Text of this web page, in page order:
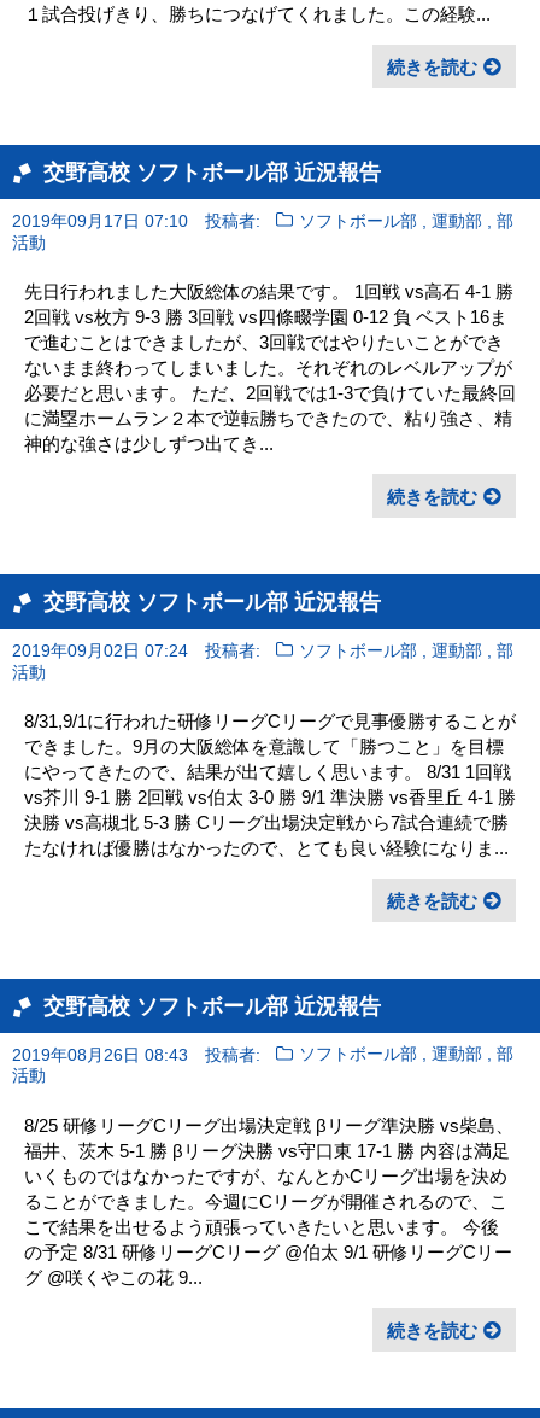
１試合投げきり、勝ちにつなげてくれました。この経験...
続きを読む
交野高校 ソフトボール部 近況報告
2019年09月17日 07:10 投稿者: ソフトボール部 ,運動部 ,部
活動
先日行われました大阪総体の結果です。 1回戦 vs高石 4-1 勝
2回戦 vs枚方 9-3 勝 3回戦 vs四條畷学園 0-12 負 ベスト16ま
で進むことはできましたが、3回戦ではやりたいことができ
ないまま終わってしまいました。それぞれのレベルアップが
必要だと思います。 ただ、2回戦では1-3で負けていた最終回
に満塁ホームラン２本で逆転勝ちできたので、粘り強さ、精
神的な強さは少しずつ出てき...
続きを読む
交野高校 ソフトボール部 近況報告
2019年09月02日 07:24 投稿者: ソフトボール部 ,運動部 ,部
活動
8/31,9/1に行われた研修リーグCリーグで見事優勝することが
できました。9月の大阪総体を意識して「勝つこと」を目標
にやってきたので、結果が出て嬉しく思います。 8/31 1回戦
vs芥川 9-1 勝 2回戦 vs伯太 3-0 勝 9/1 準決勝 vs香里丘 4-1 勝
決勝 vs高槻北 5-3 勝 Cリーグ出場決定戦から7試合連続で勝
たなければ優勝はなかったので、とても良い経験になりま...
続きを読む
交野高校 ソフトボール部 近況報告
2019年08月26日 08:43 投稿者: ソフトボール部 ,運動部 ,部
活動
8/25 研修リーグCリーグ出場決定戦 βリーグ準決勝 vs柴島、
福井、茨木 5-1 勝 βリーグ決勝 vs守口東 17-1 勝 内容は満足
いくものではなかったですが、なんとかCリーグ出場を決め
ることができました。今週にCリーグが開催されるので、こ
こで結果を出せるよう頑張っていきたいと思います。 今後
の予定 8/31 研修リーグCリーグ @伯太 9/1 研修リーグCリー
グ @咲くやこの花 9...
続きを読む